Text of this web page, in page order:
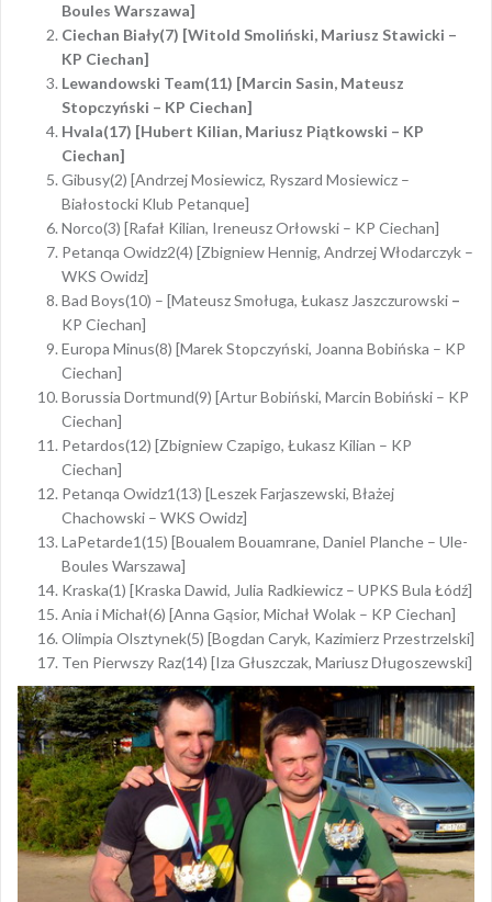
Boules Warszawa]
Ciechan Biały(7) [Witold Smoliński, Mariusz Stawicki –
KP Ciechan]
Lewandowski Team(11) [Marcin Sasin, Mateusz
Stopczyński – KP Ciechan]
Hvala(17) [Hubert Kilian, Mariusz Piątkowski – KP
Ciechan]
Gibusy(2) [Andrzej Mosiewicz, Ryszard Mosiewicz –
Białostocki Klub Petanque]
Norco(3) [Rafał Kilian, Ireneusz Orłowski – KP Ciechan]
Petanqa Owidz2(4) [Zbigniew Hennig, Andrzej Włodarczyk –
WKS Owidz]
Bad Boys(10) – [Mateusz Smoługa, Łukasz Jaszczurowski –
KP Ciechan]
Europa Minus(8) [Marek Stopczyński, Joanna Bobińska – KP
Ciechan]
Borussia Dortmund(9) [Artur Bobiński, Marcin Bobiński – KP
Ciechan]
Petardos(12) [Zbigniew Czapigo, Łukasz Kilian – KP
Ciechan]
Petanqa Owidz1(13) [Leszek Farjaszewski, Błażej
Chachowski – WKS Owidz]
LaPetarde1(15) [Boualem Bouamrane, Daniel Planche – Ule-
Boules Warszawa]
Kraska(1) [Kraska Dawid, Julia Radkiewicz – UPKS Bula Łódź]
Ania i Michał(6) [Anna Gąsior, Michał Wolak – KP Ciechan]
Olimpia Olsztynek(5) [Bogdan Caryk, Kazimierz Przestrzelski]
Ten Pierwszy Raz(14) [Iza Głuszczak, Mariusz Długoszewski]